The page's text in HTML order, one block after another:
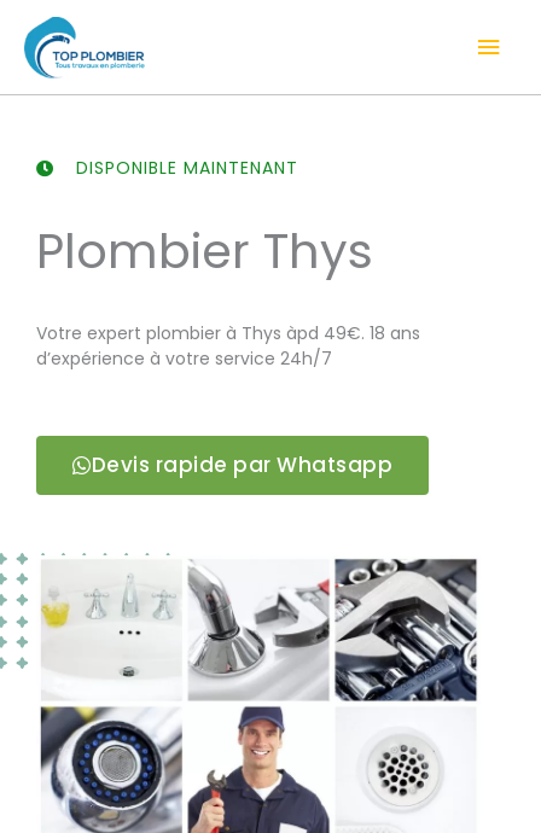
contenu
DISPONIBLE MAINTENANT
Plombier Thys
Votre expert plombier à Thys àpd 49€. 18 ans
d’expérience à votre service 24h/7
Devis rapide par Whatsapp